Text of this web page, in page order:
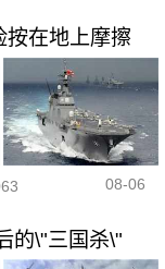
按在地上摩擦
08-06
的\"三国杀\"